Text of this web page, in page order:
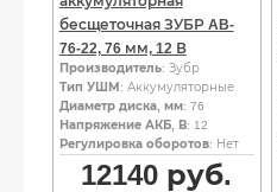
бесщеточная ЗУБР AB-
76-22, 76 мм, 12 В
Производитель: Зубр
Тип УШМ : Аккумуляторные
Диаметр диска, мм: 76
Напряжение АКБ, В: 12
Регулировка оборотов: Нет
12140 руб.